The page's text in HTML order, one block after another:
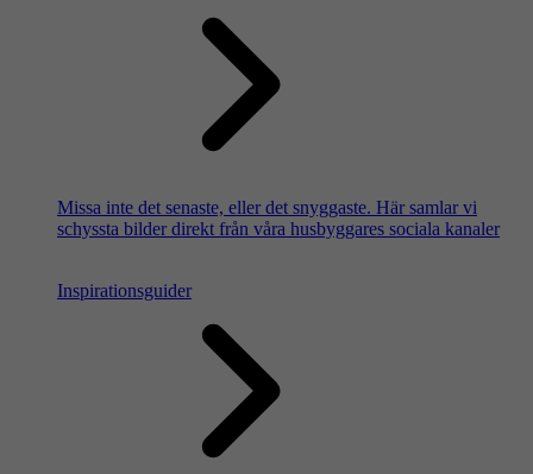
Missa inte det senaste, eller det snyggaste. Här samlar vi
schyssta bilder direkt från våra husbyggares sociala kanaler
Inspirationsguider